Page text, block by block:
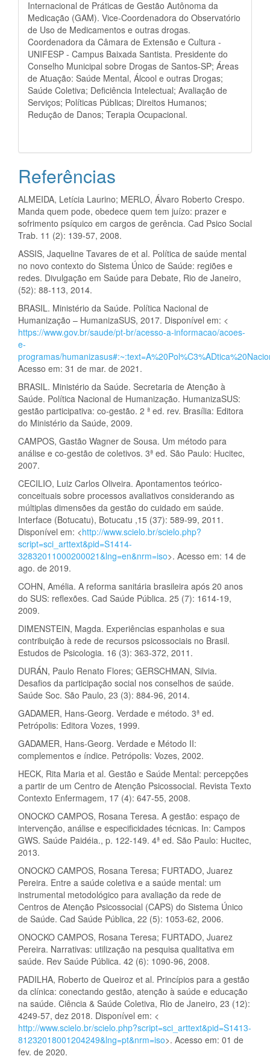
Internacional de Práticas de Gestão Autônoma da
Medicação (GAM). Vice-Coordenadora do Observatório
de Uso de Medicamentos e outras drogas.
Coordenadora da Câmara de Extensão e Cultura -
UNIFESP - Campus Baixada Santista. Presidente do
Conselho Municipal sobre Drogas de Santos-SP; Áreas
de Atuação: Saúde Mental, Álcool e outras Drogas;
Saúde Coletiva; Deficiência Intelectual; Avaliação de
Serviços; Políticas Públicas; Direitos Humanos;
Redução de Danos; Terapia Ocupacional.
Referências
ALMEIDA, Letícia Laurino; MERLO, Álvaro Roberto Crespo.
Manda quem pode, obedece quem tem juízo: prazer e
sofrimento psíquico em cargos de gerência. Cad Psico Social
Trab. 11 (2): 139-57, 2008.
ASSIS, Jaqueline Tavares de et al. Política de saúde mental
no novo contexto do Sistema Único de Saúde: regiões e
redes. Divulgação em Saúde para Debate, Rio de Janeiro,
(52): 88-113, 2014.
BRASIL. Ministério da Saúde. Política Nacional de
Humanização – HumanizaSUS, 2017. Disponível em: <
https://www.gov.br/saude/pt-br/acesso-a-informacao/acoes-
e-
programas/
Acesso em: 31 de mar. de 2021.
BRASIL. Ministério da Saúde. Secretaria de Atenção à
Saúde. Política Nacional de Humanização. HumanizaSUS:
gestão participativa: co-gestão. 2 ª ed. rev. Brasília: Editora
do Ministério da Saúde, 2009.
CAMPOS, Gastão Wagner de Sousa. Um método para
análise e co-gestão de coletivos. 3ª ed. São Paulo: Hucitec,
2007.
CECILIO, Luiz Carlos Oliveira. Apontamentos teórico-
conceituais sobre processos avaliativos considerando as
múltiplas dimensões da gestão do cuidado em saúde.
Interface (Botucatu), Botucatu ,15 (37): 589-99, 2011.
Disponível em: <http://www.scielo.br/scielo.php?
script=sci_arttext&pid=S1414-
32832011000200021&lng=en&nrm=iso>. Acesso em: 14 de
ago. de 2019.
COHN, Amélia. A reforma sanitária brasileira após 20 anos
do SUS: reflexões. Cad Saúde Pública. 25 (7): 1614-19,
2009.
DIMENSTEIN, Magda. Experiências espanholas e sua
contribuição à rede de recursos psicossociais no Brasil.
Estudos de Psicologia. 16 (3): 363-372, 2011.
DURÁN, Paulo Renato Flores; GERSCHMAN, Silvia.
Desafios da participação social nos conselhos de saúde.
Saúde Soc. São Paulo, 23 (3): 884-96, 2014.
GADAMER, Hans-Georg. Verdade e método. 3ª ed.
Petrópolis: Editora Vozes, 1999.
GADAMER, Hans-Georg. Verdade e Método II:
complementos e índice. Petrópolis: Vozes, 2002.
HECK, Rita Maria et al. Gestão e Saúde Mental: percepções
a partir de um Centro de Atenção Psicossocial. Revista Texto
Contexto Enfermagem, 17 (4): 647-55, 2008.
ONOCKO CAMPOS, Rosana Teresa. A gestão: espaço de
intervenção, análise e especificidades técnicas. In: Campos
GWS. Saúde Paidéia., p. 122-149. 4ª ed. São Paulo: Hucitec,
2013.
ONOCKO CAMPOS, Rosana Teresa; FURTADO, Juarez
Pereira. Entre a saúde coletiva e a saúde mental: um
instrumental metodológico para avaliação da rede de
Centros de Atenção Psicossocial (CAPS) do Sistema Único
de Saúde. Cad Saúde Pública, 22 (5): 1053-62, 2006.
ONOCKO CAMPOS, Rosana Teresa; FURTADO, Juarez
Pereira. Narrativas: utilização na pesquisa qualitativa em
saúde. Rev Saúde Pública. 42 (6): 1090-96, 2008.
PADILHA, Roberto de Queiroz et al. Princípios para a gestão
da clínica: conectando gestão, atenção à saúde e educação
na saúde. Ciência & Saúde Coletiva, Rio de Janeiro, 23 (12):
4249-57, dez 2018. Disponível em: <
http://www.scielo.br/scielo.php?script=sci_arttext&pid=S1413-
81232018001204249&lng=pt&nrm=iso>. Acesso em: 01 de
fev. de 2020.